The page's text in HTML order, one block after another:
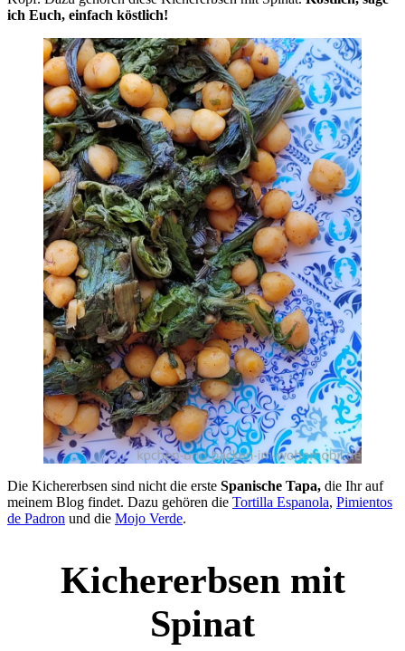
ich Euch, einfach köstlich!
Die Kichererbsen sind nicht die erste Spanische Tapa, die Ihr auf
meinem Blog findet. Dazu gehören die Tortilla Espanola, Pimientos
de Padron und die Mojo Verde.
Kichererbsen mit
Spinat